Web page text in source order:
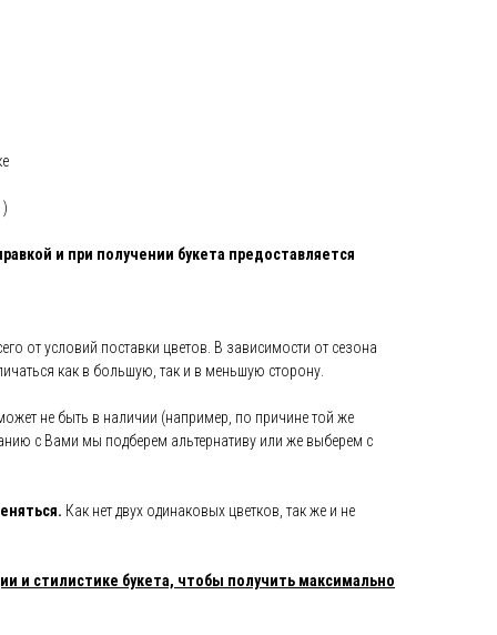
и при получении букета предоставляется
от условий поставки цветов. В зависимости от сезона
как в большую, так и в меньшую сторону.
не быть в наличии (например, по причине той же
с Вами мы подберем альтернативу или же выберем с
Как нет двух одинаковых цветков, так же и не
и стилистике букета, чтобы получить максимально